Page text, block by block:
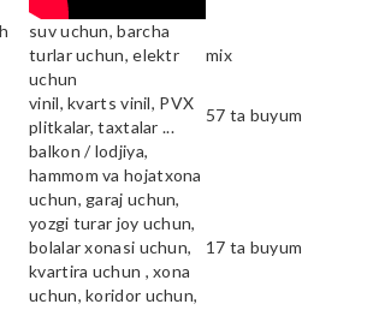
suv uchun, barcha
turlar uchun, elektr
uchun
mix
vinil, kvarts vinil, PVX
plitkalar, taxtalar ...
57 ta buyum
balkon / lodjiya,
hammom va hojatxona
uchun, garaj uchun,
yozgi turar joy uchun,
bolalar xonasi uchun,
kvartira uchun , xona
uchun, koridor uchun,
17 ta buyum